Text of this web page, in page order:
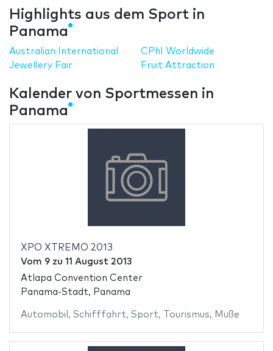
Highlights aus dem Sport in
Panama
Australian International
Jewellery Fair
CPhI Worldwide
Fruit Attraction
Kalender von Sportmessen in
Panama
XPO XTREMO 2013
Vom 9zu 11 August 2013
Atlapa Convention Center
Panama-Stadt, Panama
Automobil , Schifffahrt, Sport, Tourismus, Muße